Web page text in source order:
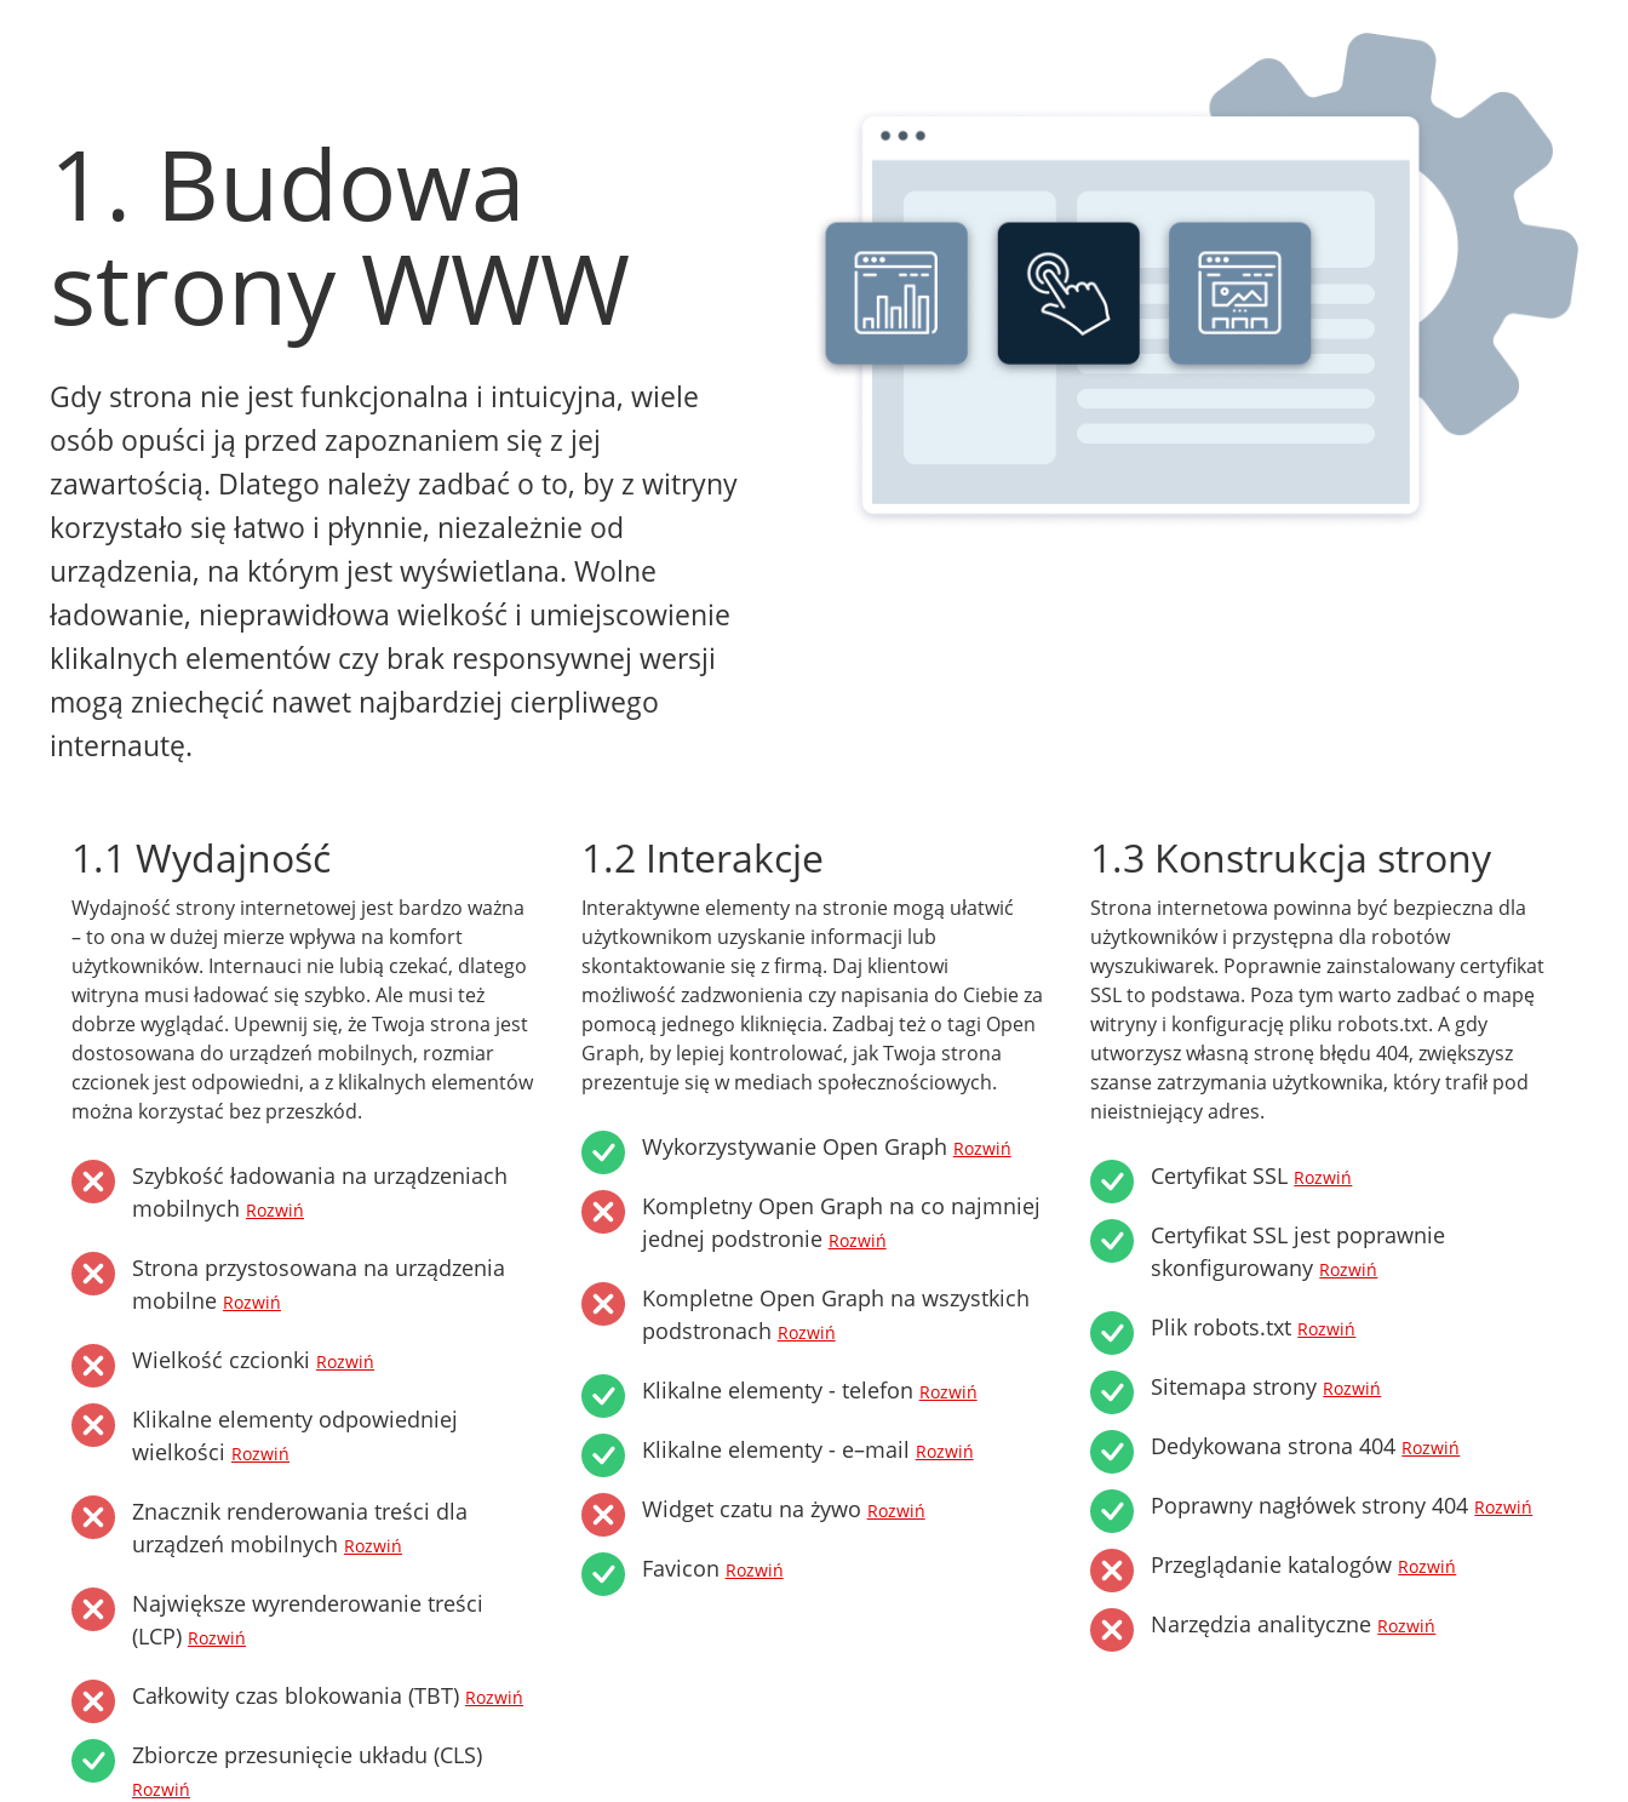
1. Budowa
strony WWW
Gdy strona nie jest funkcjonalna i intuicyjna, wiele
osób opuści ją przed zapoznaniem się z jej
zawartością. Dlatego należy zadbać o to, by z witryny
korzystało się łatwo i płynnie, niezależnie od
urządzenia, na którym jest wyświetlana. Wolne
ładowanie, nieprawidłowa wielkość i umiejscowienie
klikalnych elementów czy brak responsywnej wersji
mogą zniechęcić nawet najbardziej cierpliwego
internautę.
1.1 Wydajność
Wydajność strony internetowej jest bardzo ważna
– to ona w dużej mierze wpływa na komfort
użytkowników. Internauci nie lubią czekać, dlatego
witryna musi ładować się szybko. Ale musi też
dobrze wyglądać. Upewnij się, że Twoja strona jest
dostosowana do urządzeń mobilnych, rozmiar
czcionek jest odpowiedni, a z klikalnych elementów
można korzystać bez przeszkód.
Szybkość ładowania na urządzeniach
mobilnych Rozwiń
Strona przystosowana na urządzenia
mobilne Rozwiń
Wielkość czcionki Rozwiń
Klikalne elementy odpowiedniej
wielkości Rozwiń
Znacznik renderowania treści dla
urządzeń mobilnych Rozwiń
Największe wyrenderowanie treści
(LCP) Rozwiń
Całkowity czas blokowania (TBT) Rozwiń
Zbiorcze przesunięcie układu (CLS)
Rozwiń
1.2 Interakcje
Interaktywne elementy na stronie mogą ułatwić
użytkownikom uzyskanie informacji lub
skontaktowanie się z firmą. Daj klientowi
możliwość zadzwonienia czy napisania do Ciebie za
pomocą jednego kliknięcia. Zadbaj też o tagi Open
Graph, by lepiej kontrolować, jak Twoja strona
prezentuje się w mediach społecznościowych.
Wykorzystywanie Open Graph Rozwiń
Kompletny Open Graph na co najmniej
jednej podstronie Rozwiń
Kompletne Open Graph na wszystkich
podstronach Rozwiń
Klikalne elementy - telefon Rozwiń
Klikalne elementy - e–mail Rozwiń
Widget czatu na żywo Rozwiń
Favicon Rozwiń
1.3 Konstrukcja strony
Strona internetowa powinna być bezpieczna dla
użytkowników i przystępna dla robotów
wyszukiwarek. Poprawnie zainstalowany certyfikat
SSL to podstawa. Poza tym warto zadbać o mapę
witryny i konfigurację pliku robots.txt. A gdy
utworzysz własną stronę błędu 404, zwiększysz
szanse zatrzymania użytkownika, który trafił pod
nieistniejący adres.
Certyfikat SSL Rozwiń
Certyfikat SSL jest poprawnie
skonfigurowany Rozwiń
Plik robots.txt Rozwiń
Sitemapa strony Rozwiń
Dedykowana strona 404 Rozwiń
Poprawny nagłówek strony 404 Rozwiń
Przeglądanie katalogów Rozwiń
Narzędzia analityczne Rozwiń